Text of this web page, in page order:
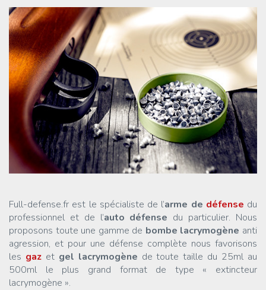
Full-defense.fr est le spécialiste de l’arme de défense du
professionnel et de l’auto défense du particulier. Nous
proposons toute une gamme de bombe lacrymogène anti
agression, et pour une défense complète nous favorisons
les gazet gel lacrymogène de toute taille du 25ml au
500ml le plus grand format de type « extincteur
lacrymogène ».